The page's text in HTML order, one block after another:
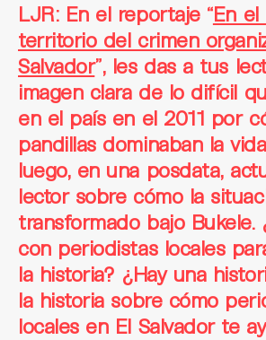
LJR: En el reportaje “En el
territorio del crimen
Salvador”, les das a tus
imagen clara de lo difícil
en el país en el 2011 por
pandillas dominaban la
luego, en una posdata,
lector sobre cómo la
transformado bajo Bukele.
con periodistas locales
la historia? ¿Hay una
la historia sobre cómo
locales en El Salvador te